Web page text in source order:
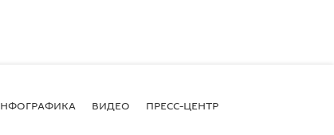
ВИДЕО ПРЕСС-ЦЕНТР